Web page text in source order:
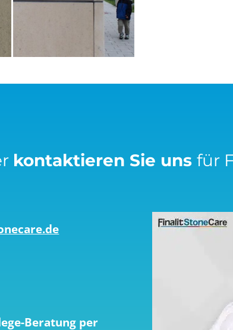
kontaktieren Sie uns für
Beratung per